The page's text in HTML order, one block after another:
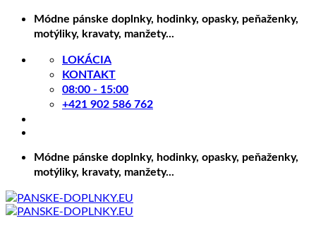
Skip
Módne pánske doplnky, hodinky, opasky, peňaženky,
motýliky, kravaty, manžety...
LOKÁCIA
KONTAKT
08:00 - 15:00
+421 902 586 762
Módne pánske doplnky, hodinky, opasky, peňaženky,
motýliky, kravaty, manžety...